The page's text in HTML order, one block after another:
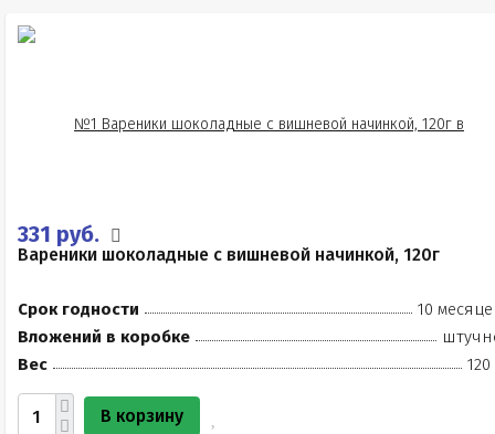
331 руб.
Вареники шоколадные с вишневой начинкой, 120г
Срок годности
10
Вложений в коробке
Вес
120
В корзину